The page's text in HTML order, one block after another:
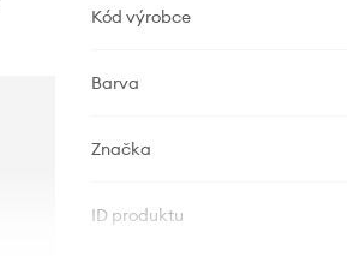
Kód výrobce
Barva
Značka
ID produktu